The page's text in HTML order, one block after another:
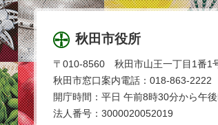
秋田市役所
〒010-8560 秋田市山王一丁目1番1
秋田市窓口案内電話：018-863-
開庁時間：平日 午前8時30分から午
法人番号：3000020052019